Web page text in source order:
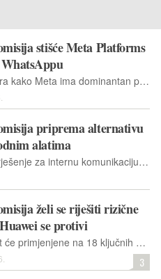
stišće Meta Platforms
Komisija smatra kako Meta ima dominantan položaj u slanju poruka potrošačima diljem Europskog gospodarskog prostora. Blokiranje konkurencije moglo bi ugušiti tržišno natjecanje.
priprema alternativu
alatima
U pripremi je rješenje za internu komunikaciju temeljeno na protokolu Matrix, koje bi trebalo služiti kao dopuna i sigurnosna kopija za postojeći softver.
želi se riješiti rizične
se protivi
Nove mjere bit će primjenjene na 18 ključnih sektora. Mobilni operateri imat će 36 mjeseci od objave popisa dobavljača visokog rizika za postupno ukidanje ključnih komponenti.
3